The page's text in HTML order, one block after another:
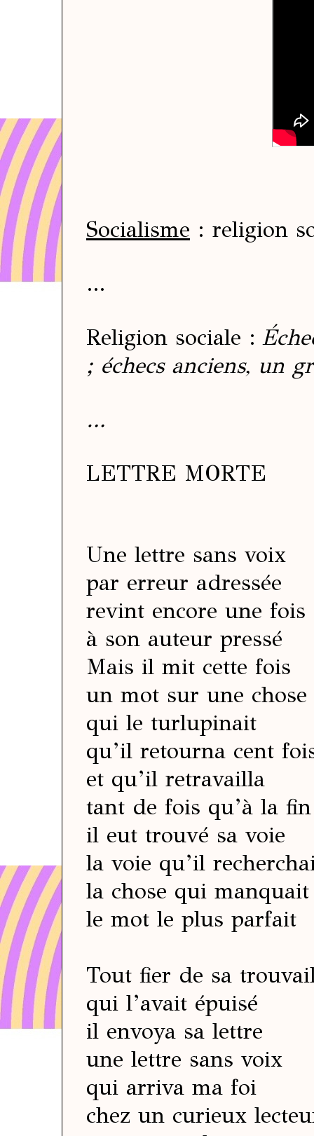
Socialisme : religion
…
Religion sociale :
; échecs anciens, un
…
LETTRE MORTE
Une lettre sans voix
par erreur adressée
revint encore une fois
à son auteur pressé
Mais il mit cette fois
un mot sur une chose
qui le turlupinait
qu’il retourna cent
et qu’il retravailla
tant de fois qu’à la fin
il eut trouvé sa voie
la voie qu’il
la chose qui manquait
le mot le plus parfait
Tout fier de sa
qui l’avait épuisé
il envoya sa lettre
une lettre sans voix
qui arriva ma foi
chez un curieux